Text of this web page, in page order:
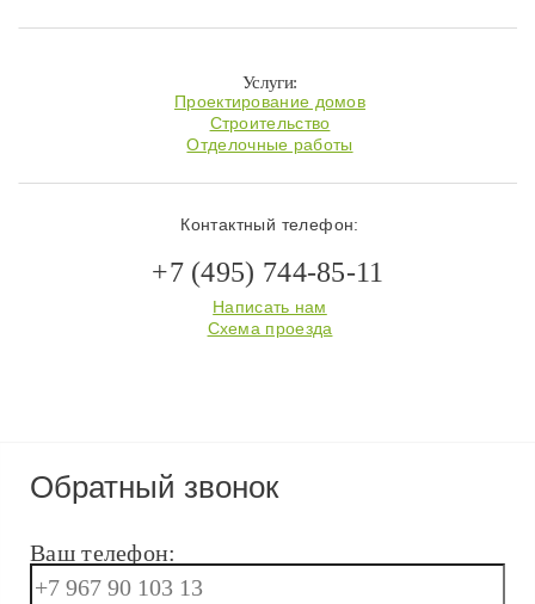
Услуги:
Проектирование домов
Строительство
Отделочные работы
Контактный телефон:
+7 (495) 744-85-11
Написать нам
Схема проезда
Обратный звонок
Ваш телефон: